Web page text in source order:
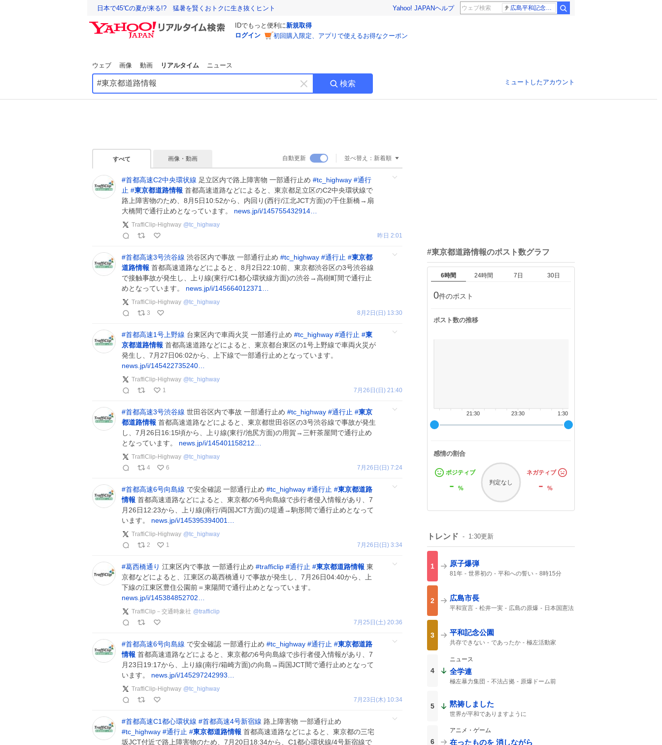
日本で45℃の夏が来る!? 猛暑を賢くおトクに生き抜くヒント Yahoo! JAPANヘルプ 広島平和記念式典 高市総理
IDでもっと便利に新規取得
ログイン
初回購入限定、アプリで使えるお得なクーポン
ウェブ 画像 動画 リアルタイム ニュース
キ
ー
す
検索 ミュートしたアカウント
すべて 画像・動画 自動更新 並べ替え： 新着順
#首都高速C2中央環状線 足立区内で路上障害物 一部通行止め #tc_highway #通行
止 #東京都道路情報 首都高速道路などによると、東京都足立区のC2中央環状線で
路上障害物のため、8月5日10:52から、内回り(西行/江北JCT方面)の千住新橋→扇
大橋間で通行止めとなっています。 news.jp/i/145755432914…
TraffiClip-Highway @tc_highway
昨日 2:01
#首都高速3号渋谷線 渋谷区内で事故 一部通行止め #tc_highway #通行止 #東京都
道路情報 首都高速道路などによると、8月2日22:10前、東京都渋谷区の3号渋谷線
で接触事故が発生し、上り線(東行/C1都心環状線方面)の渋谷→高樹町間で通行止
めとなっています。 news.jp/i/145664012371…
TraffiClip-Highway @tc_highway
3
8月2日(日) 13:30
#首都高速1号上野線 台東区内で車両火災 一部通行止め #tc_highway #通行止 #東
京都道路情報 首都高速道路などによると、東京都台東区の1号上野線で車両火災が
発生し、7月27日06:02から、上下線で一部通行止めとなっています。
news.jp/i/145422735240…
TraffiClip-Highway @tc_highway
1
7月26日(日) 21:40
#首都高速3号渋谷線 世田谷区内で事故 一部通行止め #tc_highway #通行止 #東京
都道路情報 首都高速道路などによると、東京都世田谷区の3号渋谷線で事故が発生
し、7月26日16:15頃から、上り線(東行/池尻方面)の用賀→三軒茶屋間で通行止め
となっています。 news.jp/i/145401158212…
TraffiClip-Highway @tc_highway
4
6 7月26日(日) 7:24
#首都高速6号向島線 で安全確認 一部通行止め #tc_highway #通行止 #東京都道路
情報 首都高速道路などによると、東京都の6号向島線で歩行者侵入情報があり、7
月26日12:23から、上り線(南行/両国JCT方面)の堤通→駒形間で通行止めとなって
います。 news.jp/i/145395394001…
TraffiClip-Highway @tc_highway
2
1 7月26日(日) 3:34
#葛西橋通り 江東区内で事故 一部通行止め #trafficlip #通行止 #東京都道路情報 東
京都などによると、江東区の葛西橋通りで事故が発生し、7月26日04:40から、上
下線の江東区豊住公園前＝東陽間で通行止めとなっています。
news.jp/i/145384852702…
TraffiClip－交通時象社 @trafficlip
7月25日(土) 20:36
#首都高速6号向島線 で安全確認 一部通行止め #tc_highway #通行止 #東京都道路
情報 首都高速道路などによると、東京都の6号向島線で歩行者侵入情報があり、7
月23日19:17から、上り線(南行/箱崎方面)の向島→両国JCT間で通行止めとなって
います。 news.jp/i/145297242993…
TraffiClip-Highway @tc_highway
7月23日(木) 10:34
#首都高速C1都心環状線 #首都高速4号新宿線 路上障害物 一部通行止め
#tc_highway #通行止 #東京都道路情報 首都高速道路などによると、東京都の三宅
坂JCT付近で路上障害物のため、7月20日18:34から、C1都心環状線/4号新宿線で
#東京都道路情報のポスト数グラフ
6時間 24時間 7日 30日
0件のポスト
ポスト数の推移
1:30
23:30
21:30
感情の割合
ポジティブ
- %
判定なし
ネガティブ
-%
トレンド 1:30更新
1 原子爆弾
81年 世界初の 平和への誓い
8時15分
2 広島市長
平和宣言 松井一実 広島の原爆
日本国憲法
3 平和記念公園
共存できない であったか
極左活動家
広島市民
4
ニュース
全学連
極左暴力集団 不法占拠
原爆ドーム前
5 黙祷しました
世界が平和でありますように
6
アニメ・ゲーム
在ったものを 消しながら